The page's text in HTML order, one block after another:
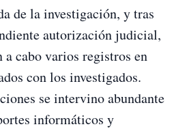
de la investigación, y tras
autorización judicial,
cabo varios registros en
con los investigados.
se intervino abundante
informáticos y